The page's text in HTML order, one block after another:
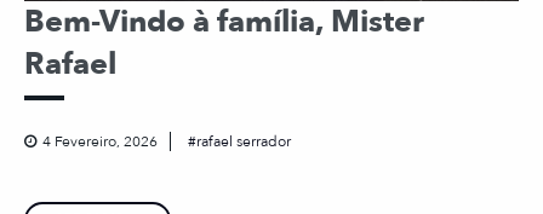
Bem-Vindo à família, Mister
Rafael
4 Fevereiro, 2026 rafael serrador